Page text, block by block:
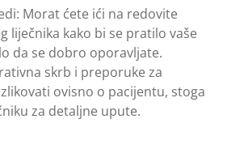
Morat ćete ići na redovite
liječnika kako bi se pratilo vaše
da se dobro oporavljate.
skrb i preporuke za
ovisno o pacijentu, stoga
za detaljne upute.